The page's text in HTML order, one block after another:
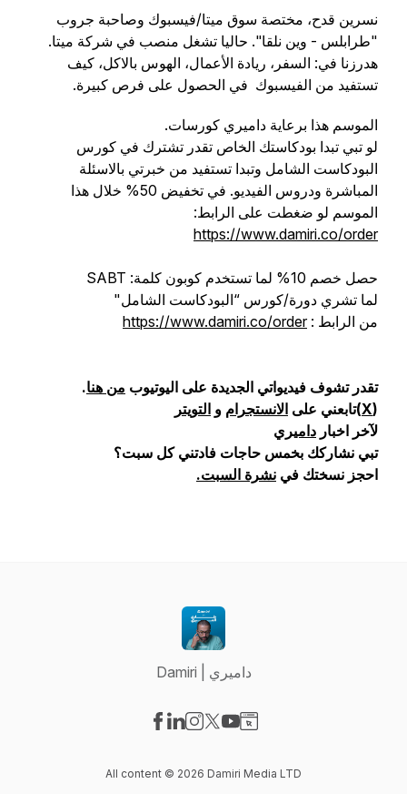
نسرين قدح، مختصة سوق ميتا/فيسبوك وصاحبة جروب
"طرابلس - وين نلقا". حاليا تشغل منصب في شركة ميتا.
هدرزنا في: السفر، ريادة الأعمال، الهوس بالاكل، كيف
تستفيد من الفيسبوك في الحصول على فرص كبيرة.
الموسم هذا برعاية داميري كورسات.
لو تبي تبدا بودكاستك الخاص تقدر تشترك في كورس
البودكاست الشامل وتبدا تستفيد من خبرتي بالاسئلة
المباشرة ودروس الفيديو. في تخفيض 50% خلال هذا
الموسم لو ضغطت على الرابط:
https://www.damiri.co/order
حصل خصم 10% لما تستخدم كوبون كلمة: SABT
لما تشري دورة/كورس “البودكاست الشامل"
من الرابط :https://www.damiri.co/order
تقدر تشوف فيديواتي الجديدة على اليوتيوب من هنا.
(
X)تابعني على الانستجرام و التويتر
لآخر اخبار داميري
تبي نشاركك بخمس حاجات فادتني كل سبت؟
احجز نسختك في نشرة السبت.
Damiri | داميري
All content © 2026 Damiri Media LTD